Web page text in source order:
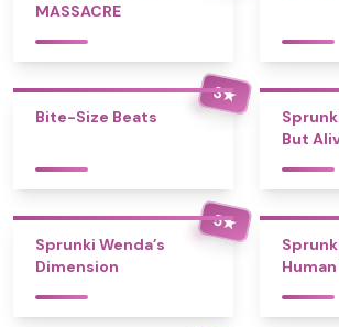
MASSACRE
3★
Bite-Size Beats
But
5★
Sprunki Wenda’s
Dimension